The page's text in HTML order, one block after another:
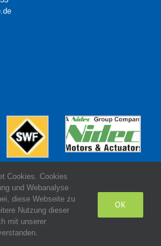
by Wald Antriebe GmbH
Cookies. Cookies
und Webanalyse
diese Webseite zu
Nutzung dieser
mit unserer
OK